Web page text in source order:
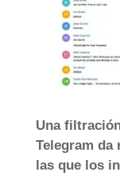
Una
Telegram da
las que los